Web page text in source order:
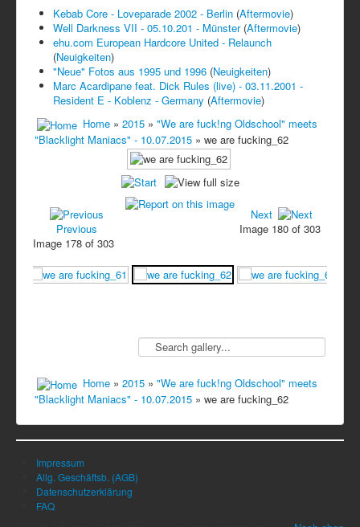
Kebab Core - Loveparade 2002 - Berlin (Aftermovie)
Well Darkness VII - 05.10.201 - Münster (Aftermovie)
ehu.com European Hardcore United - Relaunch
(Neuigkeiten)
"Neue" Fotos aus 1995 und 1996 (Neuigkeiten)
Marc Acardipane feat. Dick Rules (live) - 03.11.2001 -
Resident E - Koblenz - Germany (Aftermovie)
Home » 2015 » "We are fuck!ng Oldschool" meets
"Blacklight Maniacs" - 10.07.2015 » we are fucking_62
Previous
Image 178 of 303
Next
Image 180 of 303
Home » 2015 » "We are fuck!ng Oldschool" meets
"Blacklight Maniacs" - 10.07.2015 » we are fucking_62
Impressum
Allg. Geschäftsb. (AGB)
Datenschutzerklärung
FAQ